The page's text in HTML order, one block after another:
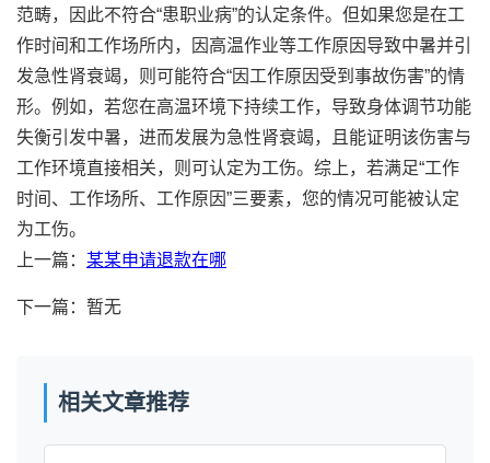
范畴，因此不符合“患职业病”的认定条件。但如果您是在工
作时间和工作场所内，因高温作业等工作原因导致中暑并引
发急性肾衰竭，则可能符合“因工作原因受到事故伤害”的情
形。例如，若您在高温环境下持续工作，导致身体调节功能
失衡引发中暑，进而发展为急性肾衰竭，且能证明该伤害与
工作环境直接相关，则可认定为工伤。综上，若满足“工作
时间、工作场所、工作原因”三要素，您的情况可能被认定
为工伤。
上一篇： 某某申请退款在哪
下一篇：暂无
相关文章推荐